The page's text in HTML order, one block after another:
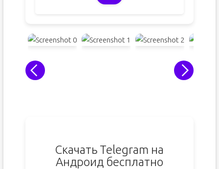
Скачать Telegram на
Андроид бесплатно